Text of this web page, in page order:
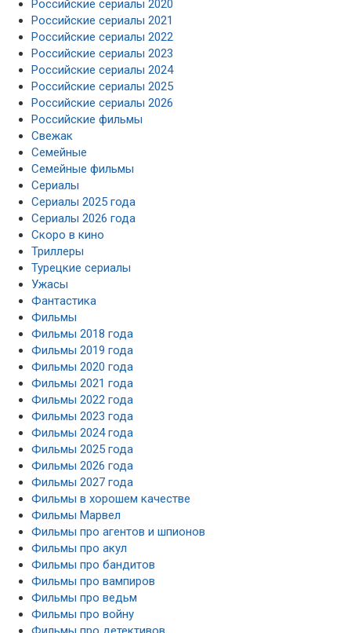
Российские сериалы 2020
Российские сериалы 2021
Российские сериалы 2022
Российские сериалы 2023
Российские сериалы 2024
Российские сериалы 2025
Российские сериалы 2026
Российские фильмы
Свежак
Семейные
Семейные фильмы
Сериалы
Сериалы 2025 года
Сериалы 2026 года
Скоро в кино
Триллеры
Турецкие сериалы
Ужасы
Фантастика
Фильмы
Фильмы 2018 года
Фильмы 2019 года
Фильмы 2020 года
Фильмы 2021 года
Фильмы 2022 года
Фильмы 2023 года
Фильмы 2024 года
Фильмы 2025 года
Фильмы 2026 года
Фильмы 2027 года
Фильмы в хорошем качестве
Фильмы Марвел
Фильмы про агентов и шпионов
Фильмы про акул
Фильмы про бандитов
Фильмы про вампиров
Фильмы про ведьм
Фильмы про войну